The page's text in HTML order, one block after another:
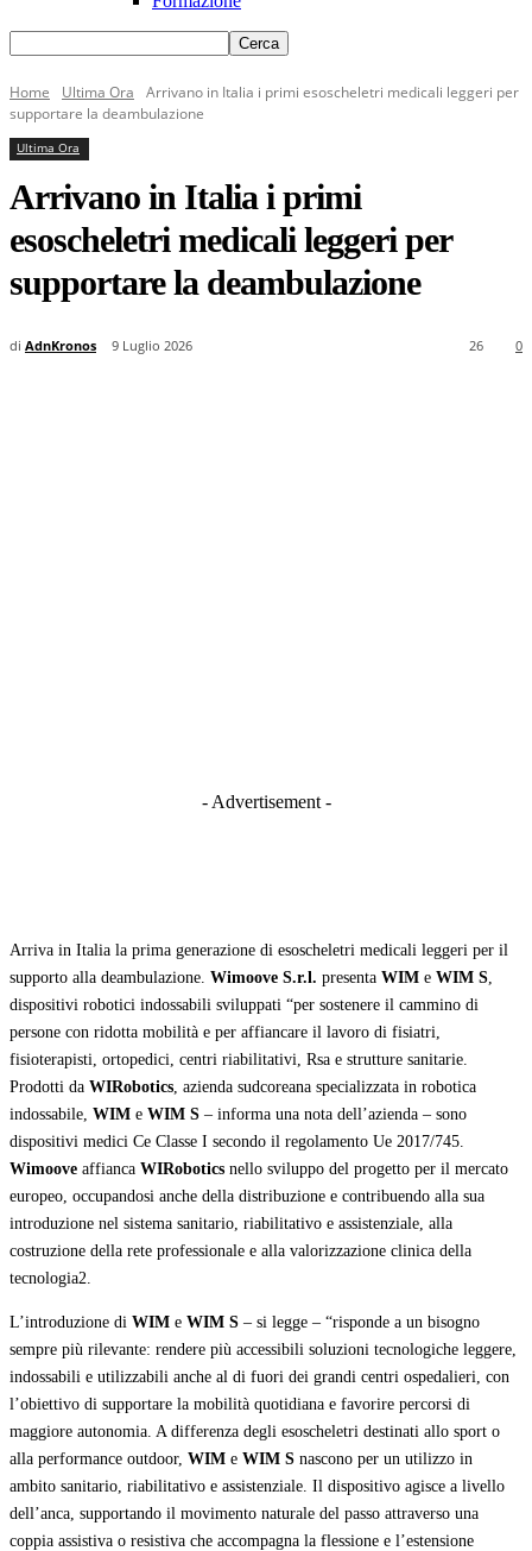
Home Ultima Ora
Arrivano in Italia i primi esoscheletri medicali leggeri per
supportare la deambulazione
Ultima Ora
Arrivano in Italia i primi
esoscheletri medicali leggeri per
supportare la deambulazione
di AdnKronos 9 Luglio 2026 0
26
- Advertisement -
Arriva in Italia la prima generazione di esoscheletri medicali leggeri per il
supporto alla deambulazione. Wimoove S.r.l. presenta WIM e WIM S,
dispositivi robotici indossabili sviluppati “per sostenere il cammino di
persone con ridotta mobilità e per affiancare il lavoro di fisiatri,
fisioterapisti, ortopedici, centri riabilitativi, Rsa e strutture sanitarie.
Prodotti da WIRobotics, azienda sudcoreana specializzata in robotica
indossabile, WIM e WIM S – informa una nota dell’azienda – sono
dispositivi medici Ce Classe I secondo il regolamento Ue 2017/745.
Wimoove affianca WIRobotics nello sviluppo del progetto per il mercato
europeo, occupandosi anche della distribuzione e contribuendo alla sua
introduzione nel sistema sanitario, riabilitativo e assistenziale, alla
costruzione della rete professionale e alla valorizzazione clinica della
tecnologia2.
L’introduzione di WIM e WIM S – si legge – “risponde a un bisogno
sempre più rilevante: rendere più accessibili soluzioni tecnologiche leggere,
indossabili e utilizzabili anche al di fuori dei grandi centri ospedalieri, con
l’obiettivo di supportare la mobilità quotidiana e favorire percorsi di
maggiore autonomia. A differenza degli esoscheletri destinati allo sport o
alla performance outdoor, WIM e WIM S nascono per un utilizzo in
ambito sanitario, riabilitativo e assistenziale. Il dispositivo agisce a livello
dell’anca, supportando il movimento naturale del passo attraverso una
coppia assistiva o resistiva che accompagna la flessione e l’estensione